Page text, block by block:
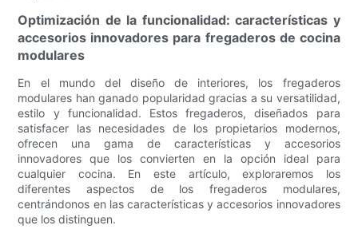
Optimización de la funcionalidad: características y
accesorios innovadores para fregaderos de cocina
modulares
En el mundo del diseño de interiores, los fregaderos
modulares han ganado popularidad gracias a su versatilidad,
estilo y funcionalidad. Estos fregaderos, diseñados para
satisfacer las necesidades de los propietarios modernos,
ofrecen una gama de características y accesorios
innovadores que los convierten en la opción ideal para
cualquier cocina. En este artículo, exploraremos los
diferentes aspectos de los fregaderos modulares,
centrándonos en las características y accesorios innovadores
que los distinguen.